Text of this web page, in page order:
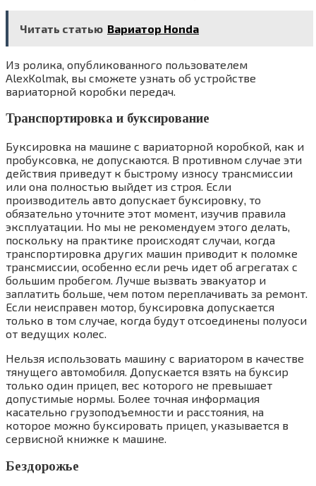
Читать статью Вариатор Honda
Из ролика, опубликованного пользователем
AlexKolmak, вы сможете узнать об устройстве
вариаторной коробки передач.
Транспортировка и буксирование
Буксировка на машине с вариаторной коробкой, как и
пробуксовка, не допускаются. В противном случае эти
действия приведут к быстрому износу трансмиссии
или она полностью выйдет из строя. Если
производитель авто допускает буксировку, то
обязательно уточните этот момент, изучив правила
эксплуатации. Но мы не рекомендуем этого делать,
поскольку на практике происходят случаи, когда
транспортировка других машин приводит к поломке
трансмиссии, особенно если речь идет об агрегатах с
большим пробегом. Лучше вызвать эвакуатор и
заплатить больше, чем потом переплачивать за ремонт.
Если неисправен мотор, буксировка допускается
только в том случае, когда будут отсоединены полуоси
от ведущих колес.
Нельзя использовать машину с вариатором в качестве
тянущего автомобиля. Допускается взять на буксир
только один прицеп, вес которого не превышает
допустимые нормы. Более точная информация
касательно грузоподъемности и расстояния, на
которое можно буксировать прицеп, указывается в
сервисной книжке к машине.
Бездорожье